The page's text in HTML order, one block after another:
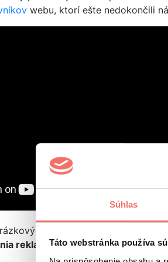
Súhlas
Táto webstránka používa
webu, ktorí ešte nedokončili
reklám sme využívali
reklamy. Taktiež sme pracovali s